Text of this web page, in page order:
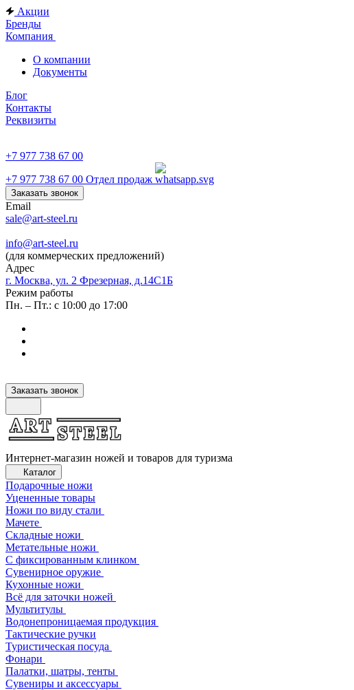
Акции
Бренды
Компания
О компании
Документы
Блог
Контакты
Реквизиты
+7 977 738 67 00
+7 977 738 67 00 Отдел продаж
Заказать звонок
Email
sale@art-steel.ru
info@art-steel.ru
(для коммерческих предложений)
Адрес
г. Москва, ул. 2 Фрезерная, д.14С1Б
Режим работы
Пн. – Пт.: с 10:00 до 17:00
Заказать звонок
Интернет-магазин ножей и товаров для туризма
Каталог
Подарочные ножи
Уцененные товары
Ножи по виду стали
Мачете
Складные ножи
Метательные ножи
С фиксированным клинком
Сувенирное оружие
Кухонные ножи
Всё для заточки ножей
Мультитулы
Водонепроницаемая продукция
Тактические ручки
Туристическая посуда
Фонари
Палатки, шатры, тенты
Сувениры и аксессуары